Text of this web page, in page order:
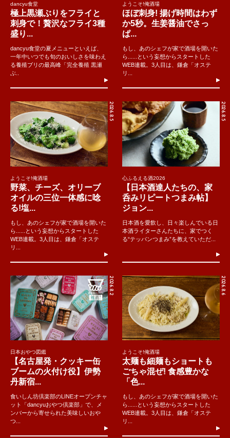
dancyu食堂
極上黒瀬ぶりをフライと
刺身で！贅沢なフライ3種
盛り...
dancyu食堂の夏メニューといえば、
一年中いつでも旬のおいしさを味わえ
る養殖ブリの最高峰「完全養殖 黒瀬
ぶ..
ようこそ!俺酒場
ほぼ刺身! 揚げ時間はわず
か5秒。生姜醤油でさっ
ぱ...
もし、あのシェフが家で酒場を開いた
ら......という妄想からスタートした
WEB連載。3人目は、鎌倉「オステ
リ...
2026.8.5
ようこそ!俺酒場
野菜、チーズ、オリーブ
オイルの三位一体感に唸
る!塩...
もし、あのシェフが家で酒場を開いた
ら......という妄想からスタートした
WEB連載。3人目は、鎌倉「オステ
リ...
2026.8.5
心ふるえる酒2026
【日本酒達人たちの、家
呑みリピートつまみ帖】
ジョン...
日本酒を愛飲し、日々楽しんでいる日
本酒ライターさんたちに、家でつく
る“テッパンつまみ”を教えていただ...
2026.8.2
日本おやつ図鑑
【名古屋発・クッキー缶
ブームの火付け役】伊勢
丹新宿...
食いしん坊倶楽部のLINEオープンチャ
ット「dancyuおやつ倶楽部」で、メ
ンバーから寄せられた美味しいおや
つ...
2026.8.6
ようこそ!俺酒場
太麺も細麺もショートも
ごちゃ混ぜ! 食感豊かな
「色...
もし、あのシェフが家で酒場を開いた
ら......という妄想からスタートした
WEB連載。3人目は、鎌倉「オステ
リ...